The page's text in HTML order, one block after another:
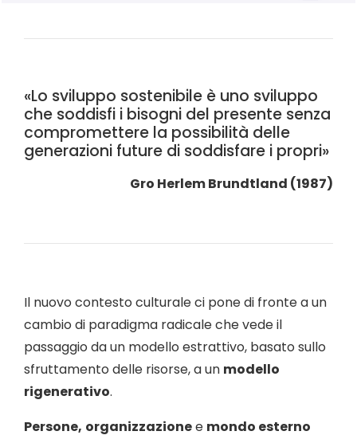
«Lo sviluppo sostenibile è uno sviluppo
che soddisfi i bisogni del presente senza
compromettere la possibilità delle
generazioni future di soddisfare i propri»
Gro Herlem Brundtland (1987)
Il nuovo contesto culturale ci pone di fronte a un
cambio di paradigma radicale che vede il
passaggio da un modello estrattivo, basato sullo
sfruttamento delle risorse, a un modello
rigenerativo.
Persone, organizzazionee mondo esterno